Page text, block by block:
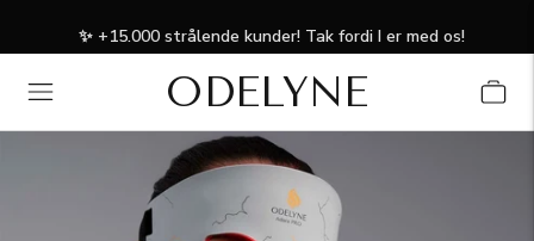
✨ +15.000 strålende kunder! Tak fordi I er med os!
ODELYNE